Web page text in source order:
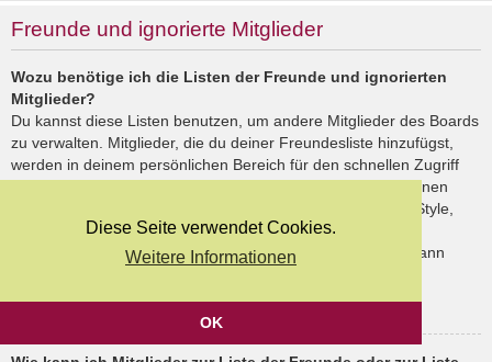
Diese Seite verwendet Cookies.
Weitere Informationen
OK
Freunde und ignorierte Mitglieder
Wozu benötige ich die Listen der Freunde und ignorierten
Mitglieder?
Du kannst diese Listen benutzen, um andere Mitglieder des Boards
zu verwalten. Mitglieder, die du deiner Freundesliste hinzufügst,
werden in deinem persönlichen Bereich für den schnellen Zugriff
aufgelistet. Du siehst dort deren Onlinestatus und kannst ihnen
schnell eine Private Nachricht senden. Abhängig von dem Style,
den du verwendest, können Beiträge deiner Freunde auch
hervorgehoben sein. Wenn du einen Benutzer ignorierst, dann